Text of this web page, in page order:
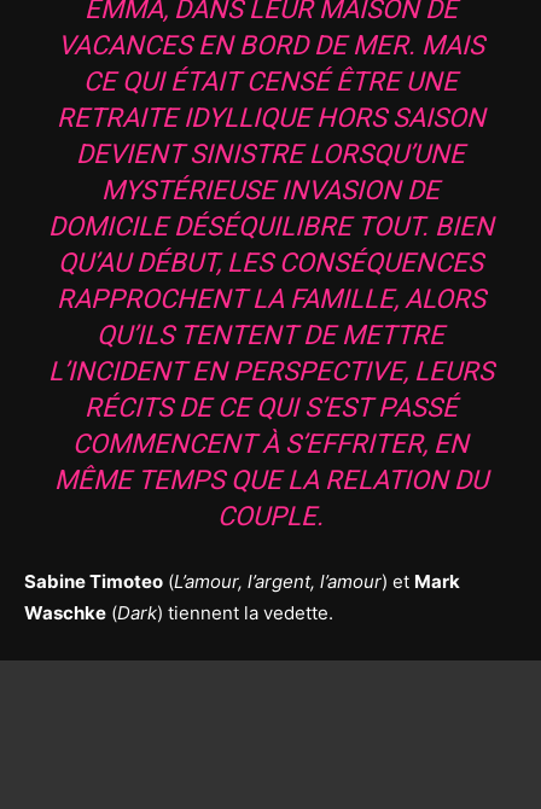
EMMA, DANS LEUR MAISON DE
VACANCES EN BORD DE MER. MAIS
CE QUI ÉTAIT CENSÉ ÊTRE UNE
RETRAITE IDYLLIQUE HORS SAISON
DEVIENT SINISTRE LORSQU’UNE
MYSTÉRIEUSE INVASION DE
DOMICILE DÉSÉQUILIBRE TOUT. BIEN
QU’AU DÉBUT, LES CONSÉQUENCES
RAPPROCHENT LA FAMILLE, ALORS
QU’ILS TENTENT DE METTRE
L’INCIDENT EN PERSPECTIVE, LEURS
RÉCITS DE CE QUI S’EST PASSÉ
COMMENCENT À S’EFFRITER, EN
MÊME TEMPS QUE LA RELATION DU
COUPLE.
Sabine Timoteo (L’amour, l’argent, l’amour) et Mark
Waschke (Dark) tiennent la vedette.